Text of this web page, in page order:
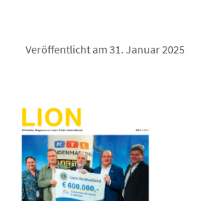
Veröffentlicht am 31. Januar 2025